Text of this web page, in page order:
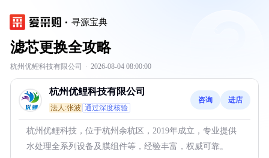
寻源宝典
滤芯更换全攻略
杭州优鲤科技有限公司 · 2026-08-04 08:00:00
杭州优鲤科技有限公司
法人:张波 通过深度核验
咨询 进店
杭州优鲤科技，位于杭州余杭区，2019年成立，专业提供
水处理全系列设备及膜组件等，经验丰富，权威可靠。